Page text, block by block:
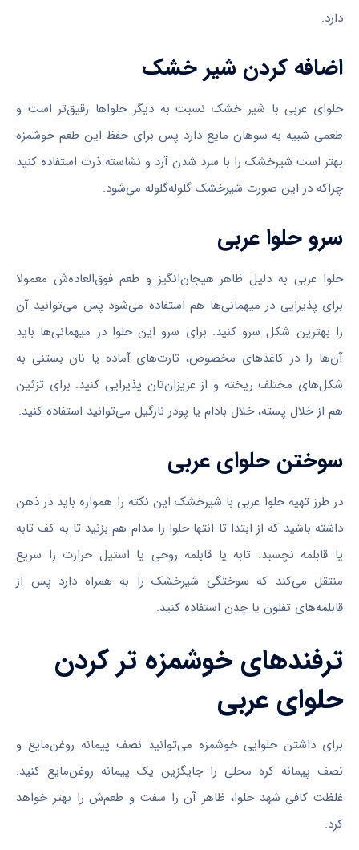
دارد.
اضافه کردن شیر خشک
حلوای عربی با شیر خشک نسبت به دیگر حلواها رقیق‌تر است و
طعمی شبیه به سوهان مایع دارد پس برای حفظ این طعم خوشمزه
بهتر است شیرخشک را با سرد شدن آرد و نشاسته ذرت استفاده کنید
چراکه در این صورت شیرخشک گلوله‌گلوله می‌شود.
سرو حلوا عربی
حلوا عربی به دلیل ظاهر هیجان‌انگیز و طعم فوق‌العاده‌ش معمولا
برای پذیرایی در میهمانی‌ها هم استفاده می‌شود پس می‌توانید آن
را بهترین شکل سرو کنید. برای سرو این حلوا در میهمانی‌ها باید
آن‌ها را در کاغذهای مخصوص، تارت‌های آماده یا نان بستنی به
شکل‌های مختلف ریخته و از عزیزان‌تان پذیرایی کنید. برای تزئین
هم از خلال پسته، خلال بادام یا پودر نارگیل می‌توانید استفاده کنید.
سوختن حلوای عربی
در طرز تهیه حلوا عربی با شیرخشک این نکته را همواره باید در ذهن
داشته باشید که از ابتدا تا انتها حلوا را مدام هم بزنید تا به کف تابه
یا قابلمه نچسبد. تابه یا قابلمه روحی یا استیل حرارت را سریع
منتقل می‌کند که سوختگی شیرخشک را به همراه دارد پس از
قابلمه‌های تفلون یا چدن استفاده کنید.
ترفندهای خوشمزه تر کردن
حلوای عربی
برای داشتن حلوایی خوشمزه می‌توانید نصف پیمانه روغن‌مایع و
نصف پیمانه کره محلی را جایگزین یک پیمانه روغن‌مایع کنید.
غلظت کافی شهد حلوا، ظاهر آن را سفت و طعم‌ش را بهتر خواهد
کرد.